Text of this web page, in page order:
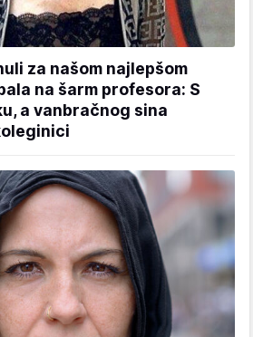
za našom najlepšom
na šarm profesora: S
a vanbračnog sina